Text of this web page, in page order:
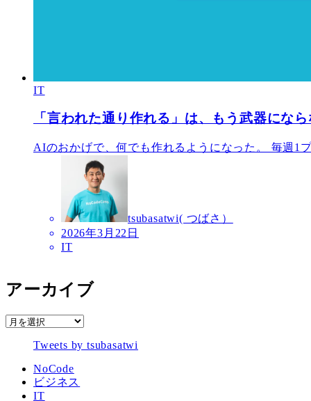
IT
「言われた通り作れる」は、もう武器にな
AIのおかげで、何でも作れるようになった。 毎週
tsubasatwi( つばさ）
2026年3月22日
IT
アーカイブ
ア
Tweets by tsubasatwi
NoCode
ビジネス
IT